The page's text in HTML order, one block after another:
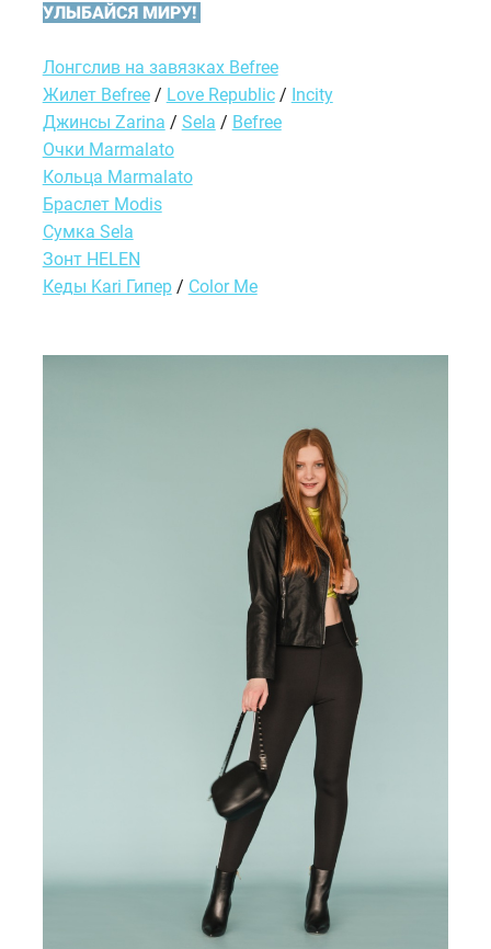
УЛЫБАЙСЯ МИРУ!
Лонгслив на завязках Befree
Жилет Befree/ Love Republic/ Incity
Джинсы Zarina / Sela / Befree
Очки Marmalato
Кольца Marmalato
Браслет Modis
Сумка Sela
Зонт HELEN
Кеды Kari Гипер/ Color Me